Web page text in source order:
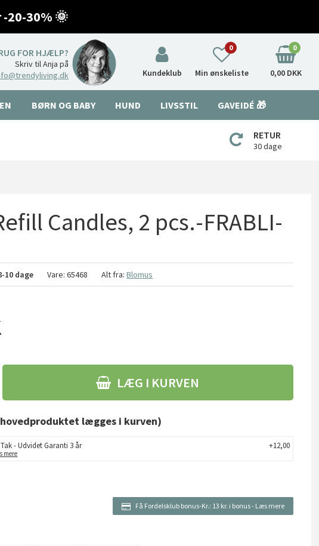
20-30% 🌞
FOR HJÆLP?
Skriv til Anja på
Kundeklub Min ønskeliste
0 0
0,00 DKK
BØRN OG BABY HUND LIVSSTIL GAVEIDÉ 🎁
RETUR
30 dage
Candles, 2 pcs.-FRABLI-
10 dage Vare:65468 Alt fra:Blomus
LÆG I KURVEN
lægges i kurven)
- Udvidet Garanti 3 år
mere
+12,00
Få Fordelsklub bonus-Kr.: 13 kr. i bonus- Læs mere